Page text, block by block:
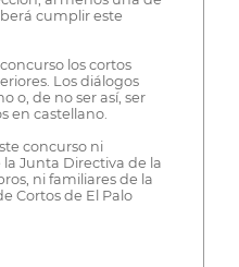
cumplir este
los cortos
Los diálogos
o, de no ser así, ser
en castellano.
concurso ni
Junta Directiva de la
ni familiares de la
Cortos de El Palo